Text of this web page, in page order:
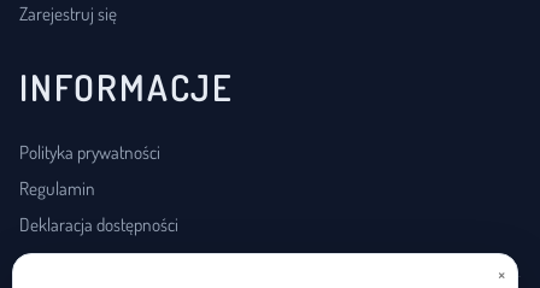
Zarejestruj się
INFORMACJE
Polityka prywatności
Regulamin
Deklaracja dostępności
×